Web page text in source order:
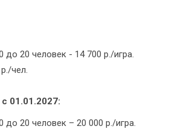
до 20 человек - 14 700 р./игра.
чел.
01.01.2027:
до 20 человек – 20 000 р./игра.